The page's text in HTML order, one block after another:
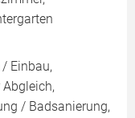
Einbau,
/ Badsanierung,